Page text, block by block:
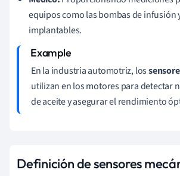
equipos como las bombas de infusión
implantables.
En la industria automotriz, los
utilizan en los motores para detectar
de aceite y asegurar el rendimiento
Definición de sensores